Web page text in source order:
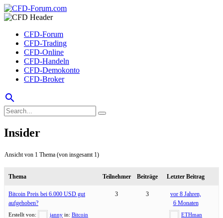
CFD-Forum
CFD-Trading
CFD-Online
CFD-Handeln
CFD-Demokonto
CFD-Broker
search
Insider
Ansicht von 1 Thema (von insgesamt 1)
Thema Teilnehmer Beiträge Letzter Beitrag
Bitcoin Preis bei 6.000 USD gut
aufgehoben?
Erstellt von: janny in: Bitcoin
3 3
vor 8 Jahren,
6 Monaten
ETHman